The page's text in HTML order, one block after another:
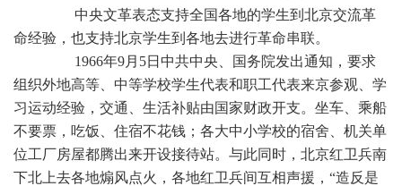
中央文革表态支持全国各地的学生到北京交流革
命经验，也支持北京学生到各地去进行革命串联。
1966年9月5日中共中央、国务院发出通知，要求
组织外地高等、中等学校学生代表和职工代表来京参观、学
习运动经验，交通、生活补贴由国家财政开支。坐车、乘船
不要票，吃饭、住宿不花钱；各大中小学校的宿舍、机关单
位工厂房屋都腾出来开设接待站。与此同时，北京红卫兵南
下北上去各地煽风点火，各地红卫兵间互相声援，“造反是